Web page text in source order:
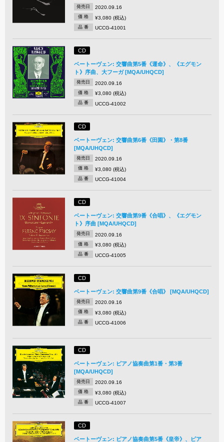
発売日 2020.09.16
価 格 ¥3,080 (税込)
品 番 UCCG-41001
CD
ベートーヴェン: 交響曲第5番《運命》、《エグモン
ト》序曲、大フーガ [MQA/UHQCD]
発売日 2020.09.16
価 格 ¥3,080 (税込)
品 番 UCCG-41002
CD
ベートーヴェン: 交響曲第6番《田園》・第8番
[MQA/UHQCD]
発売日 2020.09.16
価 格 ¥3,080 (税込)
品 番 UCCG-41004
CD
ベートーヴェン: 交響曲第9番《合唱》、《エグモン
ト》序曲 [MQA/UHQCD]
発売日 2020.09.16
価 格 ¥3,080 (税込)
品 番 UCCG-41005
CD
ベートーヴェン: 交響曲第9番《合唱》 [MQA/UHQCD]
発売日 2020.09.16
価 格 ¥3,080 (税込)
品 番 UCCG-41006
CD
ベートーヴェン: ピアノ協奏曲第1番・第3番
[MQA/UHQCD]
発売日 2020.09.16
価 格 ¥3,080 (税込)
品 番 UCCG-41007
CD
ベートーヴェン: ピアノ協奏曲第5番《皇帝》、ピア